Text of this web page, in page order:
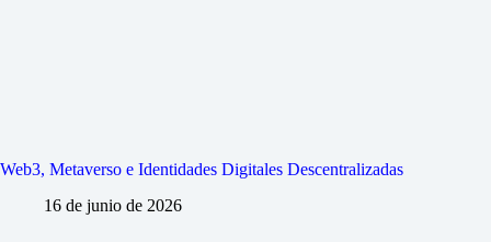
Web3, Metaverso e Identidades Digitales Descentralizadas
16 de junio de 2026